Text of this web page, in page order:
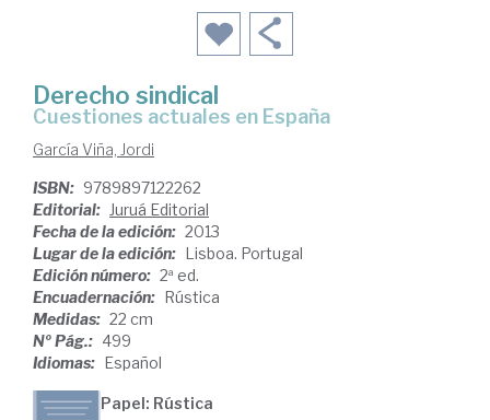
Derecho sindical
cuestiones actuales en España
García Viña, Jordi
ISBN: 9789897122262
Editorial: Juruá Editorial
Fecha de la edición: 2013
Lugar de la edición: Lisboa. Portugal
Edición número: 2ª ed.
Encuadernación: Rústica
Medidas: 22 cm
Nº Pág.: 499
Idiomas: Español
Papel: Rústica